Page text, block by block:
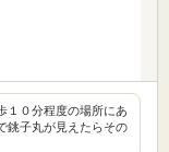
１０分程度の場所にあ
銚子丸が見えたらその